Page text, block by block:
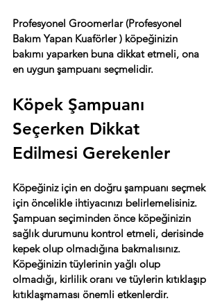
Profesyonel Groomerlar (Profesyonel
Bakım Yapan Kuaförler ) köpeğinizin
bakımı yaparken buna dikkat etmeli, ona
en uygun şampuanı seçmelidir.
Köpek Şampuanı
Seçerken Dikkat
Edilmesi Gerekenler
Köpeğiniz için en doğru şampuanı seçmek
için öncelikle ihtiyacınızı belirlemelisiniz.
Şampuan seçiminden önce köpeğinizin
sağlık durumunu kontrol etmeli, derisinde
kepek olup olmadığına bakmalısınız.
Köpeğinizin tüylerinin yağlı olup
olmadığı, kirlilik oranı ve tüylerin kıtıklaşıp
kıtıklaşmaması önemli etkenlerdir.